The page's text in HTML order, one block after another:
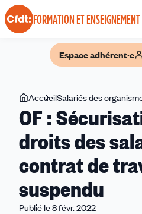
Panneau de gestion des cookies
FORMATION ET
Espace adhérent·e
Vous
êtes
ici
AccueilSalariés des
OF :
droits des
contrat de
suspendu
Publié le 8 févr. 2022